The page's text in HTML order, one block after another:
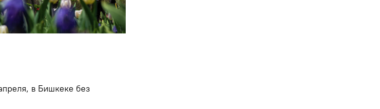
в Бишкеке без